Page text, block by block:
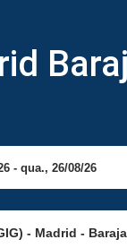
- Madrid -